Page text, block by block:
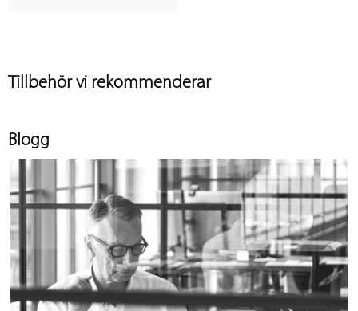
Tillbehör vi rekommenderar
Blogg